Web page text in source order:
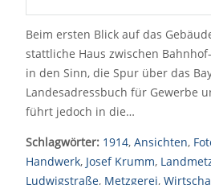
Beim ersten Blick auf das
stattliche Haus zwischen
in den Sinn, die Spur über das
Landesadressbuch für Gewerbe
führt jedoch in die…
Schlagwörter: 1914, Ansichten,
Handwerk, Josef Krumm,
Ludwigstraße, Metzgerei,